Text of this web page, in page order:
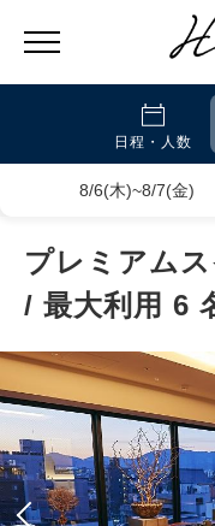
日程・人数
8/6(木)~8/7(金)
プレミアム
/ 最大利用 6